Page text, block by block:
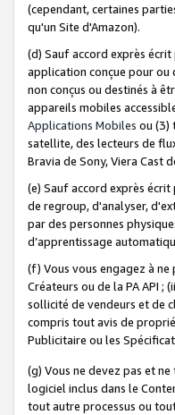
(cependant, certaines
qu'un Site d'Amazon).
(d) Sauf accord exprès
application conçue pour ou
non conçus ou destinés à
appareils mobiles
Applications Mobiles ou (3)
satellite, des lecteurs de
Bravia de Sony, Viera Cast
(e) Sauf accord exprès écrit
de regroup, d'analyser,
par des personnes
d’apprentissage
(f) Vous vous engagez à
Créateurs ou de la PA API
sollicité de vendeurs et de
compris tout avis de
Publicitaire ou les
(g) Vous ne devez pas et
logiciel inclus dans le
tout autre processus ou